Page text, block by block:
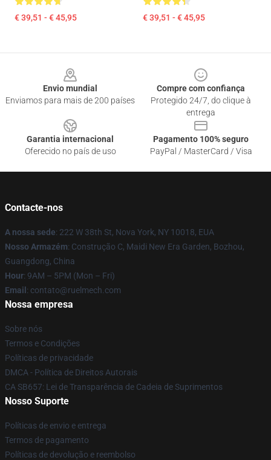
€ 39,51 - € 45,95 € 39,51 - € 45,95
Envio mundial
Enviamos para mais de 200 países
Compre com confiança
Protegido 24/7, do clique à
entrega
Garantia internacional
Oferecido no país de uso
Pagamento 100% seguro
PayPal / MasterCard / Visa
Contacte-nos
A nossa sede: 222 W 38th St, Nova York, NY 10018, EUA
Nosso Armazém: Construção C, Maidi New Era Garden, Bozhou,
Guangdong, China
Hour: 9AM – 5PM (Mon – Fri)
Email : contato@ruelmech.com
Nossa empresa
Sobre nós
Termos e Condições
Políticas de privacidade
DMCA - Política de Direitos Autorais
CA SB657: Lei de Transparência de Cadeia de Suprimentos
Nosso Suporte
Políticas de envio e entrega
Termos de pagamento
Políticas de devolução e reembolso